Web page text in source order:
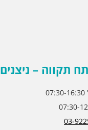
תקווה – ניצנים
03-